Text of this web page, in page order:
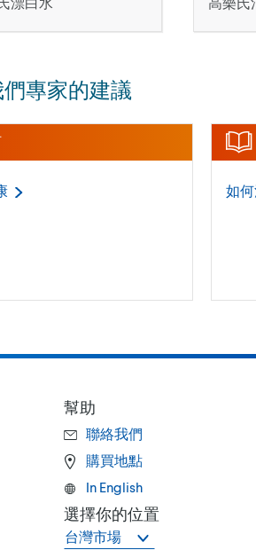
專家的建議
如
幫助
聯絡我們
購買地點
In English
選擇你的位置
台灣市場